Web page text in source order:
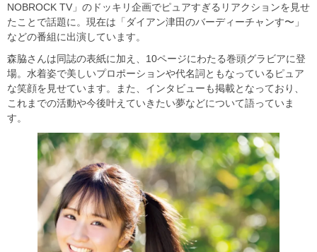
NOBROCK TV」のドッキリ企画でピュアすぎるリアクションを見せ
たことで話題に。現在は「ダイアン津田のバーディーチャンす〜」
などの番組に出演しています。
森脇さんは同誌の表紙に加え、10ページにわたる巻頭グラビアに登
場。水着姿で美しいプロポーションや代名詞ともなっているピュア
な笑顔を見せています。また、インタビューも掲載となっており、
これまでの活動や今後叶えていきたい夢などについて語っていま
す。